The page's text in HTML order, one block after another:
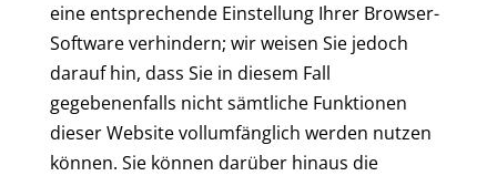
eine entsprechende Einstellung Ihrer Browser-
Software verhindern; wir weisen Sie jedoch
darauf hin, dass Sie in diesem Fall
gegebenenfalls nicht sämtliche Funktionen
dieser Website vollumfänglich werden nutzen
können. Sie können darüber hinaus die